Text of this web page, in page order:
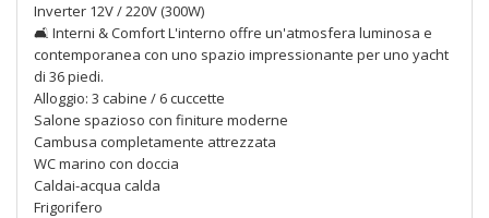
Inverter 12V / 220V (300W)
🛋 Interni & Comfort L'interno offre un'atmosfera luminosa e
contemporanea con uno spazio impressionante per uno yacht
di 36 piedi.
Alloggio: 3 cabine / 6 cuccette
Salone spazioso con finiture moderne
Cambusa completamente attrezzata
WC marino con doccia
Caldai-acqua calda
Frigorifero